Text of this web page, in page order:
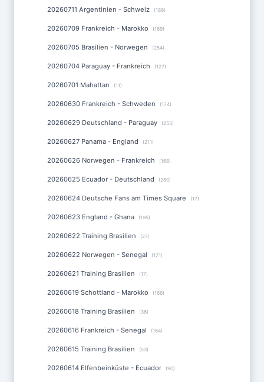
20260711 Argentinien - Schweiz (186)
20260709 Frankreich - Marokko (169)
20260705 Brasilien - Norwegen (254)
20260704 Paraguay - Frankreich (127)
20260701 Mahattan (11)
20260630 Frankreich - Schweden (174)
20260629 Deutschland - Paraguay (255)
20260627 Panama - England (211)
20260626 Norwegen - Frankreich (168)
20260625 Ecuador - Deutschland (280)
20260624 Deutsche Fans am Times Square (17)
20260623 England - Ghana (195)
20260622 Training Brasilien (27)
20260622 Norwegen - Senegal (171)
20260621 Training Brasilien (17)
20260619 Schottland - Marokko (166)
20260618 Training Brasilien (36)
20260616 Frankreich - Senegal (164)
20260615 Training Brasilien (53)
20260614 Elfenbeinküste - Ecuador (90)